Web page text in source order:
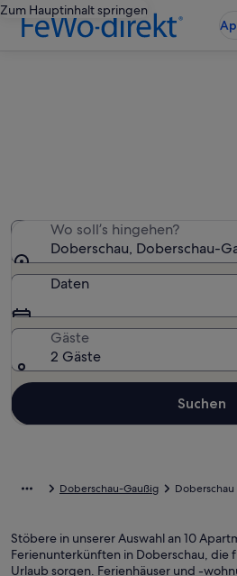
Zum Hauptinhalt springen
Wo soll’s hingehen?
Doberschau, Doberschau-
Daten
Gäste
2 Gäste
Suchen
Doberschau-Gaußig Doberschau
Stöbere in unserer Auswahl an 10
Ferienunterkünften in Doberschau, die
Urlaub sorgen. Ferienhäuser und -